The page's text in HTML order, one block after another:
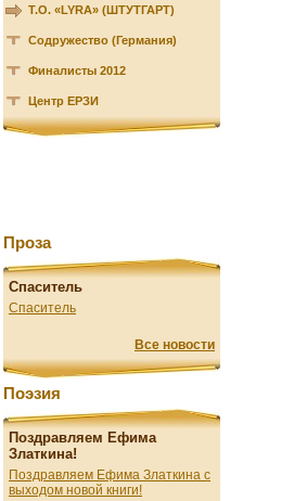
Т.О. «LYRA» (ШТУТГАРТ)
Содружество (Германия)
Финалисты 2012
Центр ЕРЗИ
Проза
Спаситель
Спаситель
Все новости
Поэзия
Поздравляем Ефима
Златкина!
Поздравляем Ефима Златкина с
выходом новой книги!